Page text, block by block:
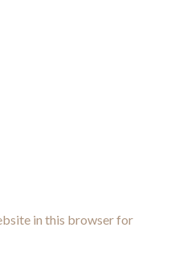
in this browser for